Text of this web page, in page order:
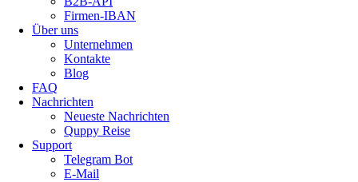
Firmen-IBAN
Über uns
Unternehmen
Kontakte
Blog
FAQ
Nachrichten
Neueste Nachrichten
Quppy Reise
Support
Telegram Bot
E-Mail